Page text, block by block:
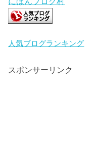
人気ブログランキング
スポンサーリンク